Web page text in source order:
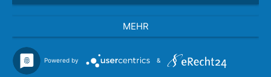
MEHR
Powered by &